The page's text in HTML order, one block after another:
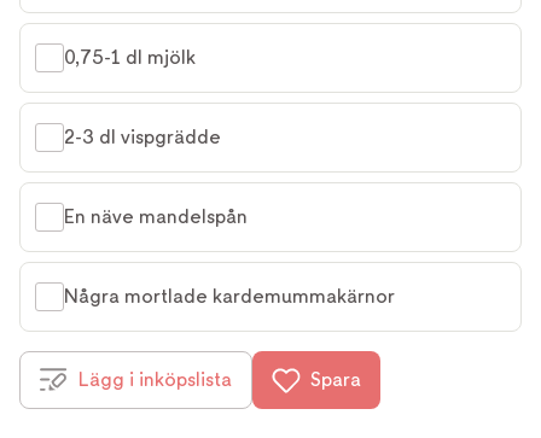
0,75-1 dl mjölk
2-3 dl vispgrädde
En näve mandelspån
Några mortlade kardemummakärnor
Lägg i inköpslista Spara